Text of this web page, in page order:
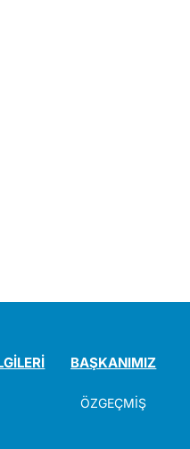
BAŞKANIMIZ
ÖZGEÇMİŞ